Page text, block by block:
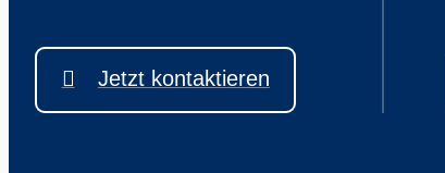
Jetzt kontaktieren